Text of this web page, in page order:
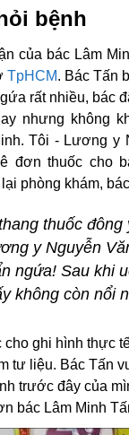
bệnh
của bác Lâm
TpHCM. Bác Tấn
rất nhiều, bác
nhưng không
Tôi ‐ Lương y
đơn thuốc cho
phòng khám,
thuốc đông
y Nguyễn
ngứa! Sau khi
không còn nổi
ghi hình thực
tư liệu. Bác Tấn
trước đây của
bác Lâm Minh